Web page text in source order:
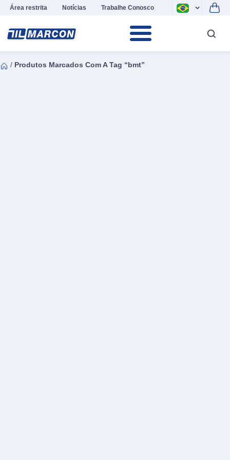
Área restrita Notícias Trabalhe Conosco
/ Produtos Marcados Com A Tag “bmt”